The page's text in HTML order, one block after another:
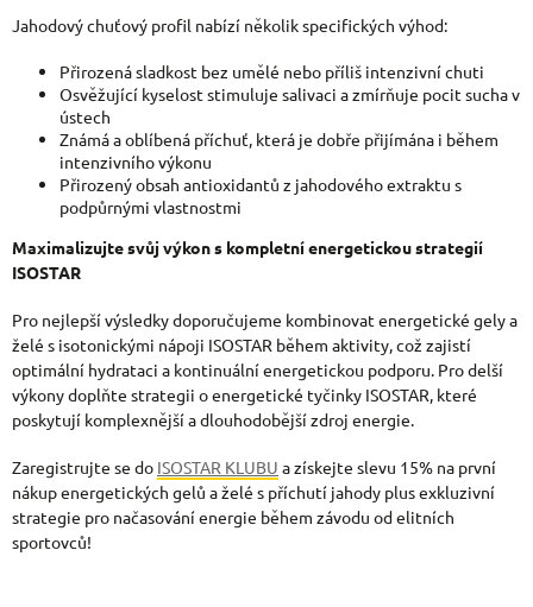
Jahodový chuťový profil nabízí několik specifických výhod:
Přirozená sladkost bez umělé nebo příliš intenzivní chuti
Osvěžující kyselost stimuluje salivaci a zmírňuje pocit sucha v
ústech
Známá a oblíbená příchuť, která je dobře přijímána i během
intenzivního výkonu
Přirozený obsah antioxidantů z jahodového extraktu s
podpůrnými vlastnostmi
Maximalizujte svůj výkon s kompletní energetickou strategií
ISOSTAR
Pro nejlepší výsledky doporučujeme kombinovat energetické gely a
želé s isotonickými nápoji ISOSTAR během aktivity, což zajistí
optimální hydrataci a kontinuální energetickou podporu. Pro delší
výkony doplňte strategii o energetické tyčinky ISOSTAR, které
poskytují komplexnější a dlouhodobější zdroj energie.
Zaregistrujte se do ISOSTAR KLUBU a získejte slevu 15% na první
nákup energetických gelů a želé s příchutí jahody plus exkluzivní
strategie pro načasování energie během závodu od elitních
sportovců!